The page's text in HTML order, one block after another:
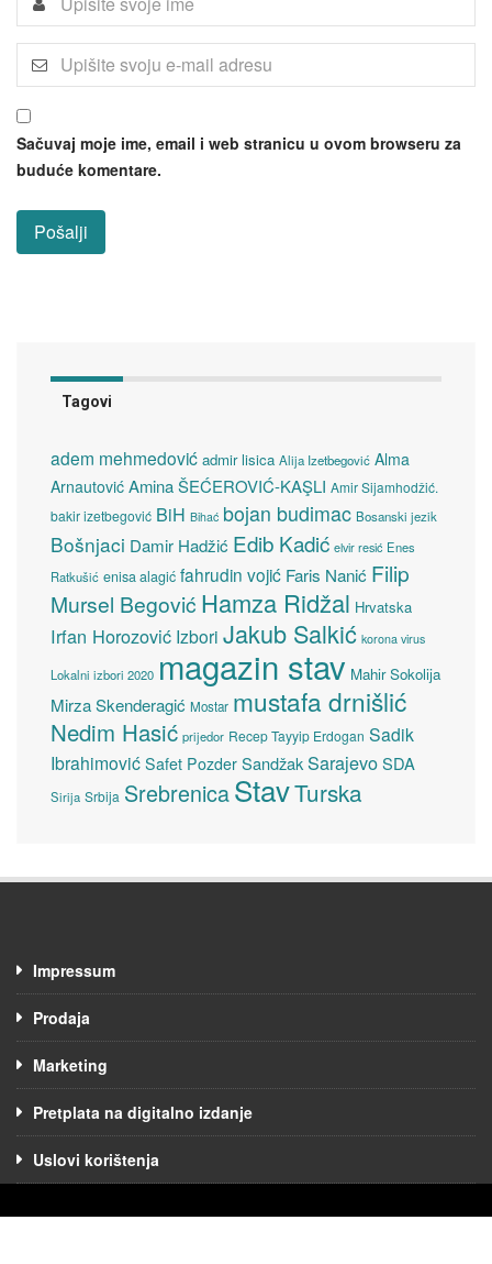
Sačuvaj moje ime, email i web stranicu u ovom browseru za
buduće komentare.
Tagovi
adem mehmedović admir lisica Alija Izetbegović Alma
Arnautović Amina ŠEĆEROVIĆ-KAŞLI Amir Sijamhodžić.
bakir izetbegović BiH Bihać bojan budimac Bosanski jezik
Bošnjaci Damir Hadžić Edib Kadić elvir resić Enes
Ratkušić enisa alagić fahrudin vojić Faris Nanić Filip
Mursel Begović Hamza Ridžal Hrvatska
Irfan Horozović Izbori Jakub Salkić korona virus
Lokalni izbori 2020 magazin stav Mahir Sokolija
Mirza Skenderagić Mostar mustafa drnišlić
Nedim Hasić prijedor Recep Tayyip Erdogan Sadik
Ibrahimović Safet Pozder SandžakSarajevoSDA
Sirija Srbija SrebrenicaStavTurska
Impressum
Prodaja
Marketing
Pretplata na digitalno izdanje
Uslovi korištenja